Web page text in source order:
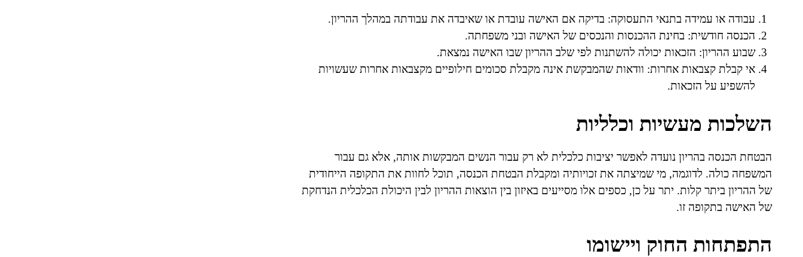
עבודה או עמידה בתנאי התעסוקה: בדיקה אם האישה עובדת או שאיבדה את עבודתה במהלך ההריון.
הכנסה חודשית: בחינת ההכנסות והנכסים של האישה ובני משפחתה.
שבוע ההריון: הזכאות יכולה להשתנות לפי שלב ההריון שבו האישה נמצאת.
אי קבלת קצבאות אחרות: וודאות שהמבקשת אינה מקבלת סכומים חילופיים מקצבאות אחרות שעשויות
להשפיע על הזכאות.
השלכות מעשיות וכלליות
הבטחת הכנסה בהריון נועדה לאפשר יציבות כלכלית לא רק עבור הנשים המבקשות אותה, אלא גם עבור
המשפחה כולה. לדוגמה, מי שמיצתה את זכויותיה ומקבלת הבטחת הכנסה, תוכל לחוות את התקופה הייחודית
של ההריון ביתר קלות. יתר על כן, כספים אלו מסייעים באיזון בין הוצאות ההריון לבין היכולת הכלכלית הנדחקת
של האישה בתקופה זו.
התפתחות החוק ויישומו